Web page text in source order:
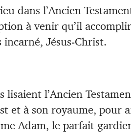
dans l’Ancien
à venir qu’il
Jésus-Christ.
lisaient l’Ancien
et à son royaume, pour
Adam, le parfait